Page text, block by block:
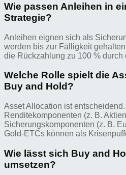
Wie passen Anleihen in
Strategie?
Anleihen eignen sich als
werden bis zur Fälligkeit
die Rückzahlung zu 100 % durch
Welche Rolle spielt die
Buy and Hold?
Asset Allocation ist
Renditekomponenten (z. B.
Sicherungskomponenten (z. B.
Gold-ETCs können als
Wie lässt sich Buy and
umsetzen?